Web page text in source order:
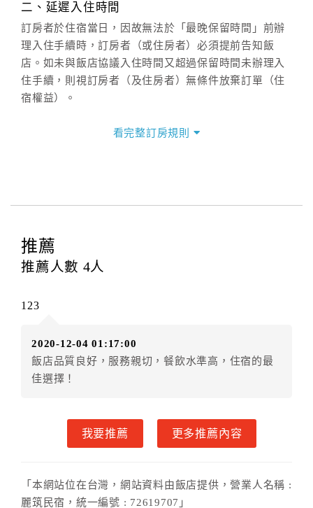
(07)9682715 。
二、延遲入住時間
訂房者於住宿當日，因故無法於「最晚保留時間」前辦
理入住手續時，訂房者（或住房者）必須提前告知飯
店。如未與飯店協議入住時間又超過保留時間未辦理入
住手續，則視訂房者（及住房者）無條件放棄訂單（住
宿權益）。
四、訂單異動
提出申辦不得異動訂單。
每筆訂單異動限定
辦理取消退款。
房者應補足差額。（限原訂飯店）
房者不得要求退其差額。（限原訂飯店）
五、保留住宿權益(保留住房)
款。（提出申辦日為保留起算日）
．訂房者使用「保留住宿金額」時，請注意！為避免飯
件放棄訂單（住宿權益）。 （限原訂飯店使用）
．每筆訂單異動限定乙次，限原訂飯店，異動完成後不
看完整訂房規則
推薦
推薦人數 4人
123
2020-12-04 01:17:00
飯店品質良好，服務親切，餐飲水準高，住宿的最
佳選擇！
我要推薦 更多推薦內容
「本網站位在台灣，網站資料由飯店提供，營業人名稱 :
麗筑民宿，統一編號 : 72619707」